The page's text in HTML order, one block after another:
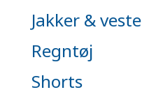
Jakker & veste
Regntøj
Shorts